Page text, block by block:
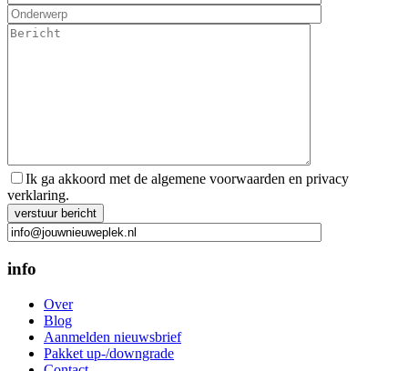
Ik ga akkoord met de algemene voorwaarden en privacy
verklaring.
Gelieve dit veld leeg te laten.
info
Over
Blog
Aanmelden nieuwsbrief
Pakket up-/downgrade